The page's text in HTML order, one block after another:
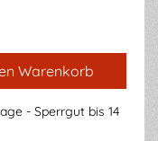
Warenkorb
- Sperrgut bis 14